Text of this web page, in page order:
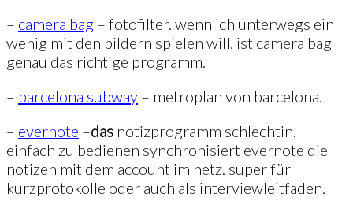
– camera bag – fotofilter. wenn ich unterwegs ein
wenig mit den bildern spielen will, ist camera bag
genau das richtige programm.
– barcelona subway – metroplan von barcelona.
– evernote –das notizprogramm schlechtin.
einfach zu bedienen synchronisiert evernote die
notizen mit dem account im netz. super für
kurzprotokolle oder auch als interviewleitfaden.